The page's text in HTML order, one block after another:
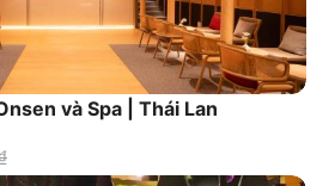
trong suốt chuyến đi
và Spa | Thái Lan